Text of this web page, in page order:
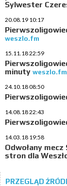
Sylwester
20.08.19 10:17
weszlo.fm
15.11.18 22:59
minuty weszlo.fm
24.10.18 08:50
14.08.18 22:43
14.03.18 19:58
Odwołany
stron dla
PRZEGLĄD